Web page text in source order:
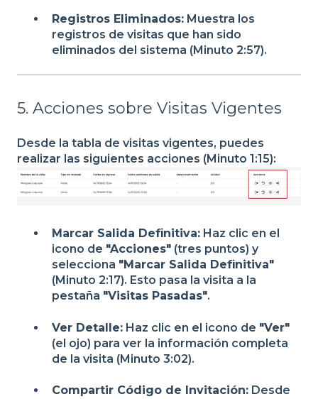
Registros Eliminados: Muestra los
registros de visitas que han sido
eliminados del sistema (Minuto 2:57).
5. Acciones sobre Visitas Vigentes
Desde la tabla de visitas vigentes, puedes
realizar las siguientes acciones (Minuto 1:15):
Marcar Salida Definitiva: Haz clic en el
icono de "Acciones" (tres puntos) y
selecciona "Marcar Salida Definitiva"
(Minuto 2:17). Esto pasa la visita a la
pestaña "Visitas Pasadas".
Ver Detalle: Haz clic en el icono de "Ver"
(el ojo) para ver la información completa
de la visita (Minuto 3:02).
Compartir Código de Invitación: Desde